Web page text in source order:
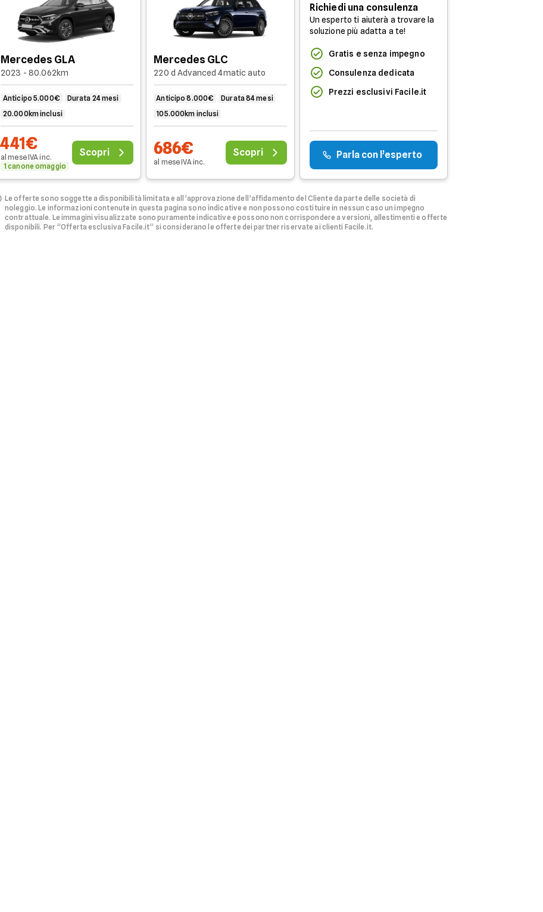
Mercedes GLA
2023 - 80.062km
Anticipo 5.000€
Durata 24 mesi
20.000km inclusi
441€
al meseIVAinc.
1 canone omaggio
Scopri
Mercedes GLC
220 d Advanced 4matic auto
Anticipo 8.000€
Durata 84 mesi
105.000km inclusi
686€
al meseIVAinc.
Scopri
Richiedi una consulenza
Un esperto ti aiuterà a trovare la
soluzione più adatta a te!
Gratis e senza impegno
Consulenza dedicata
Prezzi esclusivi Facile.it
Parla con l’esperto
Le offerte sono soggette a disponibilità limitata e all’approvazione dell’affidamento del Cliente da parte delle società di
noleggio. Le informazioni contenute in questa pagina sono indicative e non possono costituire in nessun caso un impegno
contrattuale. Le immagini visualizzate sono puramente indicative e possono non corrispondere a versioni, allestimenti e offerte
disponibili. Per ”Offerta esclusiva Facile.it” si considerano le offerte dei partner riservate ai clienti Facile.it.